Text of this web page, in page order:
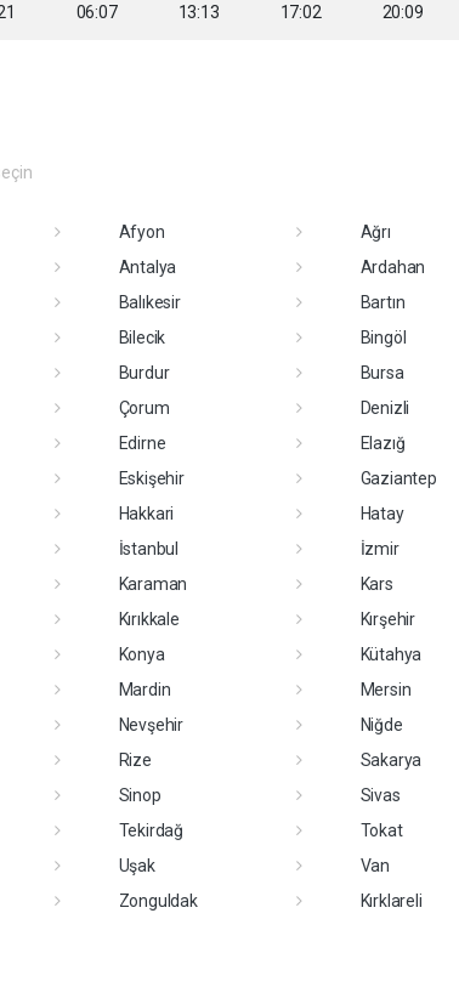
06:07 13:13 17:02 20:09
Afyon
Ağrı
Antalya
Ardahan
Balıkesir
Bartın
Bilecik
Bingöl
Burdur
Bursa
Çorum
Denizli
Edirne
Elazığ
Eskişehir
Gaziantep
Hakkari
Hatay
İstanbul
İzmir
Karaman
Kars
Kırıkkale
Kırşehir
Konya
Kütahya
Mardin
Mersin
Nevşehir
Niğde
Rize
Sakarya
Sinop
Sivas
Tekirdağ
Tokat
Uşak
Van
Zonguldak
Kırklareli